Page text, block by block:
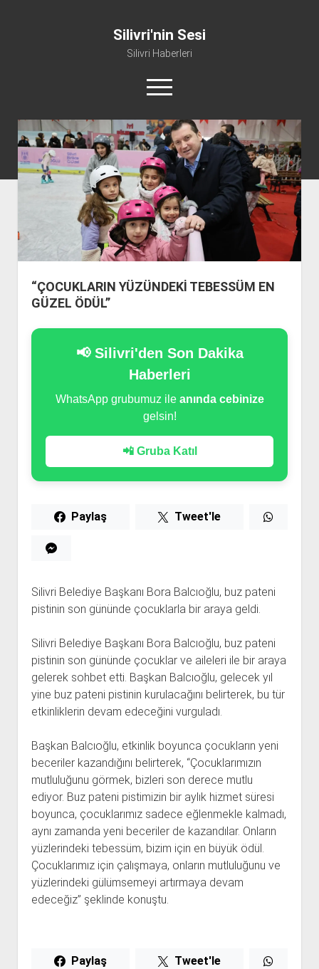
Silivri'nin Sesi
Silivri Haberleri
m
e
ü
y
ü
a
ç
facebook youtube silivri@silivrininsesi1.com whatsapp
Manifesto
Gündem
Haber
Spor
Künye ve İletişim
“ÇOCUKLARIN YÜZÜNDEKİ TEBESSÜM EN
GÜZEL ÖDÜL”
📢 Silivri'den Son Dakika
Haberleri
WhatsApp grubumuz ile anında cebinize
gelsin!
📲 Gruba Katıl
Paylaş Tweet'le
Silivri Belediye Başkanı Bora Balcıoğlu, buz pateni
pistinin son gününde çocuklarla bir araya geldi.
Silivri Belediye Başkanı Bora Balcıoğlu, buz pateni
pistinin son gününde çocuklar ve aileleri ile bir araya
gelerek sohbet etti. Başkan Balcıoğlu, gelecek yıl
yine buz pateni pistinin kurulacağını belirterek, bu tür
etkinliklerin devam edeceğini vurguladı.
Başkan Balcıoğlu, etkinlik boyunca çocukların yeni
beceriler kazandığını belirterek, “Çocuklarımızın
mutluluğunu görmek, bizleri son derece mutlu
ediyor. Buz pateni pistimizin bir aylık hizmet süresi
boyunca, çocuklarımız sadece eğlenmekle kalmadı,
aynı zamanda yeni beceriler de kazandılar. Onların
yüzlerindeki tebessüm, bizim için en büyük ödül.
Çocuklarımız için çalışmaya, onların mutluluğunu ve
yüzlerindeki gülümsemeyi artırmaya devam
edeceğiz” şeklinde konuştu.
Paylaş Tweet'le